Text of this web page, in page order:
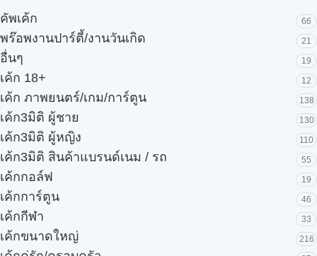
คัพเค้ก 66
พร๊อพงานปาร์ตี้/งานวันเกิด 21
อื่นๆ 19
เค้ก 18+ 12
เค้ก ภาพยนตร์/เกม/การ์ตูน 138
เค้ก3มิติ ผู้ชาย 130
เค้ก3มิติ ผู้หญิง 110
เค้ก3มิติ สินค้าแบรนด์เนม / รถ 55
เค้กกอล์ฟ 19
เค้กการ์ตูน 46
เค้กกีฬา 33
เค้กขนาดใหญ่ 216